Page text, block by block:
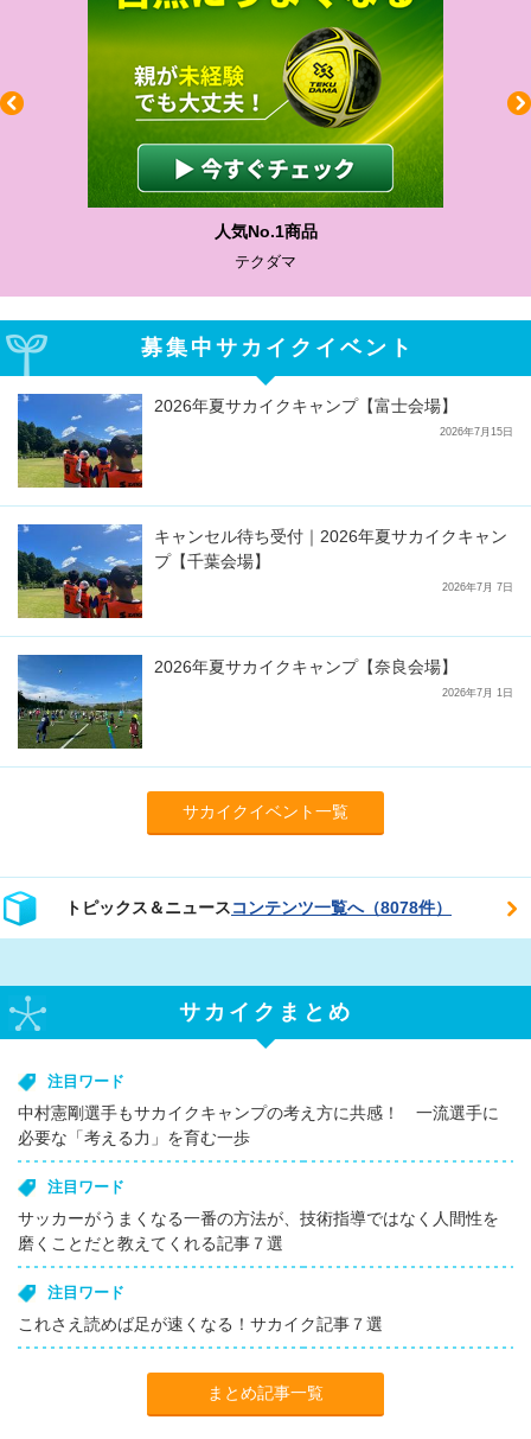
人気No.1商品
テクダマ
募集中サカイクイベント
2026年夏サカイクキャンプ【富士会場】
2026年7月15日
キャンセル待ち受付｜2026年夏サカイクキャン
プ【千葉会場】
2026年7月 7日
2026年夏サカイクキャンプ【奈良会場】
2026年7月 1日
サカイクイベント一覧
トピックス＆ニュースコンテンツ一覧へ（8078件）
サカイクまとめ
注目ワード
中村憲剛選手もサカイクキャンプの考え方に共感！ 一流選手に
必要な「考える力」を育む一歩
注目ワード
サッカーがうまくなる一番の方法が、技術指導ではなく人間性を
磨くことだと教えてくれる記事７選
注目ワード
これさえ読めば足が速くなる！サカイク記事７選
まとめ記事一覧